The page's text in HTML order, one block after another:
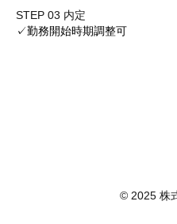
STEP 03 内定
✓勤務開始時期調整可
© 2025 株